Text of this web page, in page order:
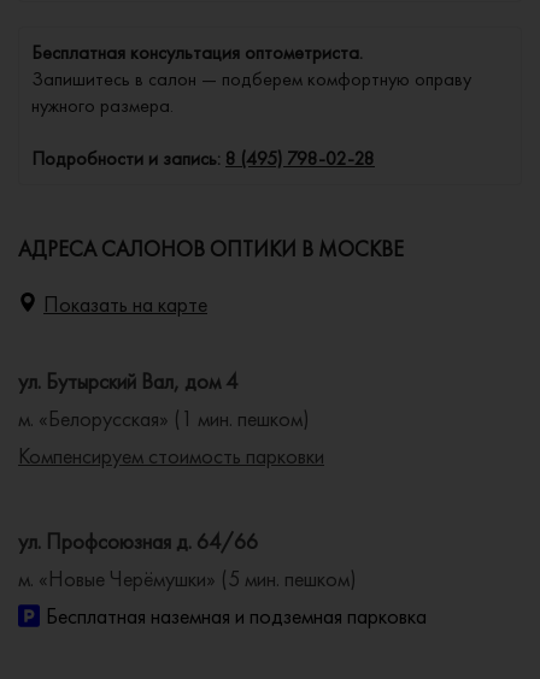
Бесплатная консультация оптометриста.
Запишитесь в салон — подберем комфортную оправу
нужного размера.
Подробности и запись: 8 (495) 798-02-28
АДРЕСА САЛОНОВ ОПТИКИ В МОСКВЕ
Показать на карте
ул. Бутырский Вал, дом 4
м. «Белорусская» (1 мин. пешком)
Компенсируем стоимость парковки
ул. Профсоюзная д. 64/66
м. «Новые Черёмушки» (5 мин. пешком)
Бесплатная наземная и подземная парковка